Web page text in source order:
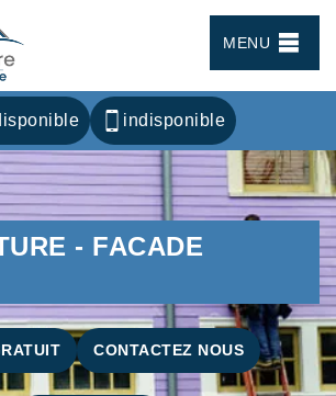
MENU
indisponible
- FACADE
CONTACTEZ NOUS